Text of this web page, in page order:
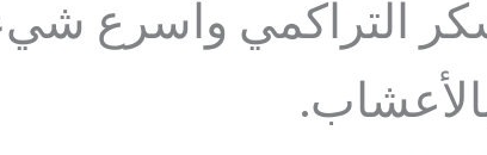
التراكمي وأسرع